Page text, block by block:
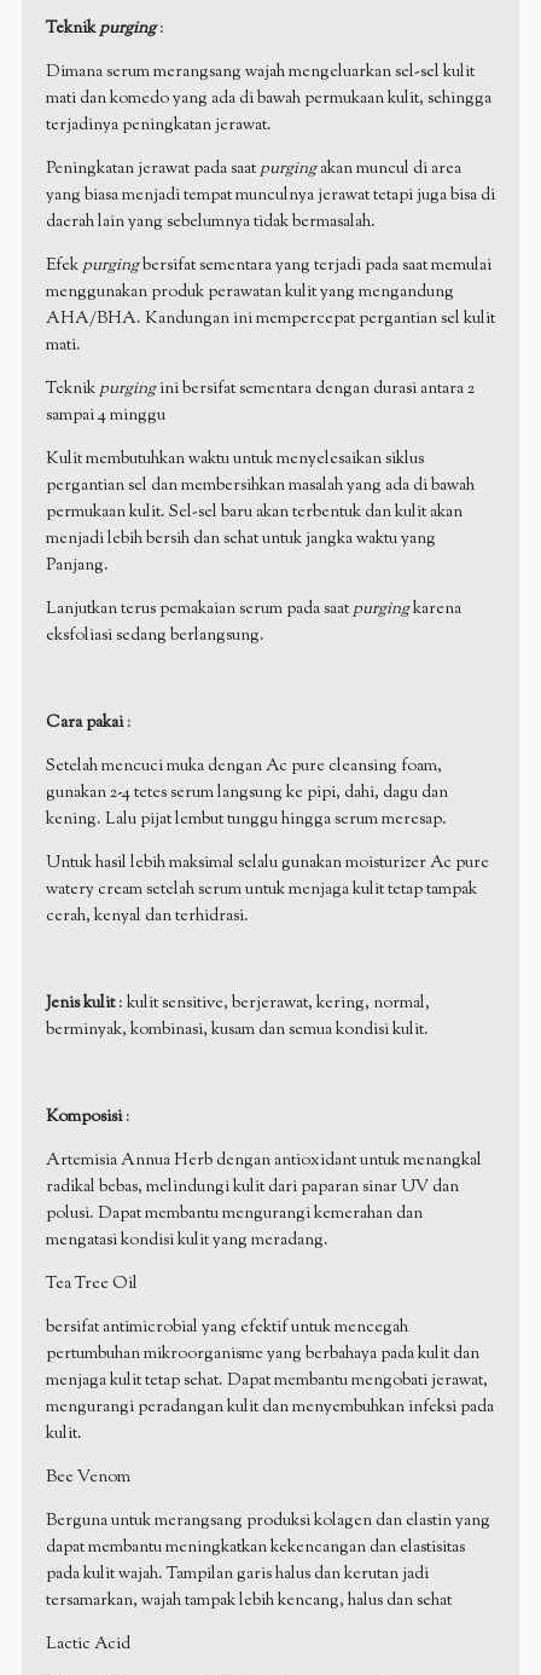
Teknikpurging:
Dimana serum merangsang wajah mengeluarkan sel-sel kulit
mati dan komedo yang ada di bawah permukaan kulit, sehingga
terjadinya peningkatan jerawat.
Peningkatan jerawat pada saatpurgingakan muncul di area
yang biasa menjadi tempat munculnya jerawat tetapi juga bisa di
daerah lain yang sebelumnya tidak bermasalah.
Efekpurgingbersifat sementara yang terjadi pada saat memulai
menggunakan produk perawatan kulit yang mengandung
AHA/BHA. Kandungan ini mempercepat pergantian sel kulit
mati.
Teknikpurgingini bersifat sementara dengan durasi antara 2
sampai 4 minggu
Kulit membutuhkan waktu untuk menyelesaikan siklus
pergantian sel dan membersihkan masalah yang ada di bawah
permukaan kulit. Sel-sel baru akan terbentuk dan kulit akan
menjadi lebih bersih dan sehat untuk jangka waktu yang
Panjang.
Lanjutkan terus pemakaian serum pada saatpurgingkarena
eksfoliasi sedang berlangsung.
Cara pakai:
Setelah mencuci muka dengan Ac pure cleansing foam,
gunakan 2-4 tetes serum langsung ke pipi, dahi, dagu dan
kening. Lalu pijat lembut tunggu hingga serum meresap.
Untuk hasil lebih maksimal selalu gunakan moisturizer Ac pure
watery cream setelah serum untuk menjaga kulit tetap tampak
cerah, kenyal dan terhidrasi.
Jenis kulit: kulit sensitive, berjerawat, kering, normal,
berminyak, kombinasi, kusam dan semua kondisi kulit.
Komposisi:
Artemisia Annua Herb dengan antioxidant untuk menangkal
radikal bebas, melindungi kulit dari paparan sinar UV dan
polusi. Dapat membantu mengurangi kemerahan dan
mengatasi kondisi kulit yang meradang.
Tea Tree Oil
bersifat antimicrobial yang efektif untuk mencegah
pertumbuhan mikroorganisme yang berbahaya pada kulit dan
menjaga kulit tetap sehat. Dapat membantu mengobati jerawat,
mengurangi peradangan kulit dan menyembuhkan infeksi pada
kulit.
Bee Venom
Berguna untuk merangsang produksi kolagen dan elastin yang
dapat membantu meningkatkan kekencangan dan elastisitas
pada kulit wajah. Tampilan garis halus dan kerutan jadi
tersamarkan, wajah tampak lebih kencang, halus dan sehat
Lactic Acid